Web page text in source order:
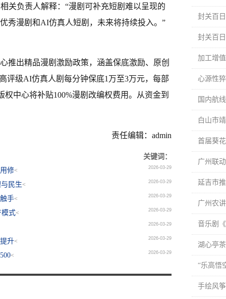
关负责人解释：“漫剧可补充短剧难以呈现的
秀漫剧和AI仿真人短剧，未来将持续投入。”
推出精品漫剧激励政策，涵盖保底激励、原创
评级AI仿真人剧每分钟保底1万至3万元，每部
中心将补贴100%漫剧改编权费用。从资金到
责任编辑：admin
关键词：
修< 2026-03-29
民生< 2026-03-29
手< 2026-03-29
模式< 2026-03-29
2026-03-29
升< 2026-03-29
< 2026-03-29
封关百
封关百
加工增
心源性
国内航
白山市
首届葵
广州联
延吉市
广州农
音乐剧
湖心亭
“乐高悟
手绘风